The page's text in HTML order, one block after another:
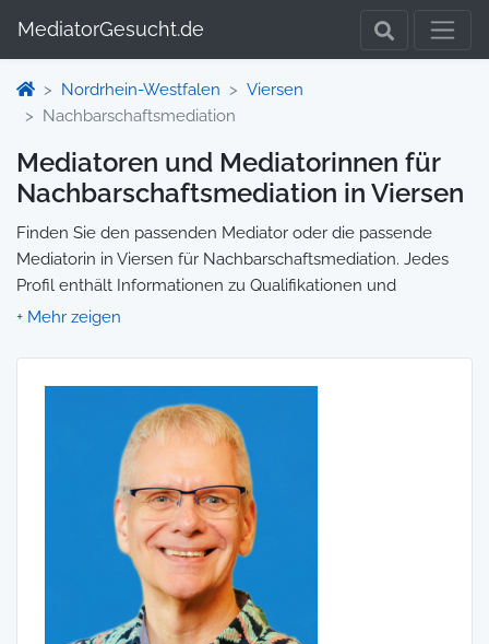
MediatorGesucht.de
Nordrhein-Westfalen
Viersen
Nachbarschaftsmediation
Mediatoren und Mediatorinnen für
Nachbarschaftsmediation in Viersen
Finden Sie den passenden Mediator oder die passende
Mediatorin in Viersen für Nachbarschaftsmediation. Jedes
Profil enthält Informationen zu Qualifikationen und
Spezialisierungen, sodass Sie gezielt die richtige Person für
Wir selbst vermitteln keine Mediationen, sondern stellen die
Plattform zur Verfügung, um Ihnen die Suche zu erleichtern.